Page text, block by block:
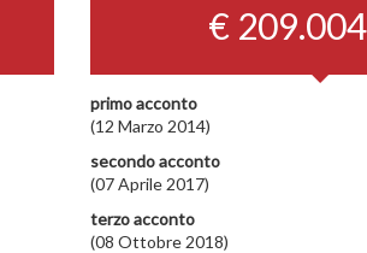
€
primo acconto
(12 Marzo 2014)
secondo acconto
(07 Aprile 2017)
terzo acconto
(08 Ottobre 2018)